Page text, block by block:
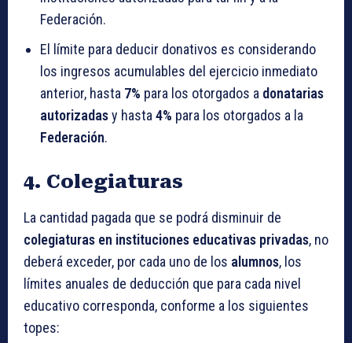
Federación.
El límite para deducir donativos es considerando
los ingresos acumulables del ejercicio inmediato
anterior, hasta 7% para los otorgados a donatarias
autorizadasy hasta4% para los otorgados a la
Federación.
4. Colegiaturas
La cantidad pagada que se podrá disminuir de
colegiaturas en instituciones educativas privadas, no
deberá exceder, por cada uno de los alumnos, los
límites anuales de deducción que para cada nivel
educativo corresponda, conforme a los siguientes
topes: